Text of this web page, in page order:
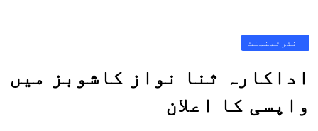
انٹرٹینمنٹ
اداکارہ ثنا نواز کاشوبز میں
واپسی کا اعلان